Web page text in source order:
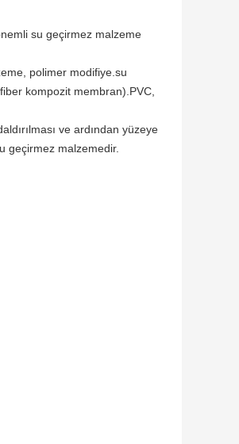
su geçirmez malzeme
polimer modifiye.su
kompozit membran).PVC,
ve ardından yüzeye
geçirmez malzemedir.